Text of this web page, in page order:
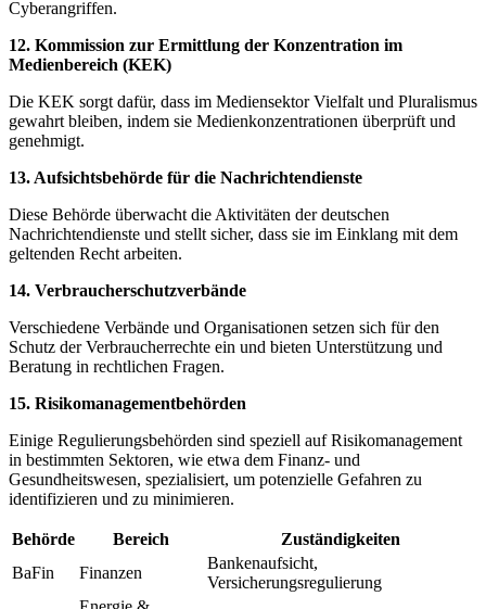
Cyberangriffen.
12. Kommission zur Ermittlung⁢ der ‌Konzentration ‌im
Medienbereich⁣ (KEK)
Die KEK sorgt dafür, dass im Mediensektor Vielfalt ‌und Pluralismus
gewahrt bleiben, indem sie Medienkonzentrationen ⁤überprüft‍ und ​
genehmigt.
13. Aufsichtsbehörde für ⁣die Nachrichtendienste
Diese⁣ Behörde⁣ überwacht die Aktivitäten der ⁢deutschen
Nachrichtendienste und stellt sicher,⁣ dass sie⁤ im Einklang mit ​dem
geltenden‍ Recht arbeiten.
14. Verbraucherschutzverbände
Verschiedene Verbände und Organisationen setzen sich für den​
Schutz der Verbraucherrechte ein und‌ bieten Unterstützung und
Beratung in rechtlichen Fragen.
15. Risikomanagementbehörden
Einige Regulierungsbehörden sind‍ speziell‍ auf ⁤Risikomanagement‍
in bestimmten Sektoren, wie etwa dem Finanz- und
Gesundheitswesen, spezialisiert, um potenzielle ‌Gefahren zu
‌identifizieren⁤ und⁢ zu minimieren.
Behörde Bereich
Zuständigkeiten
BaFin
Finanzen
Bankenaufsicht,‌
Versicherungsregulierung